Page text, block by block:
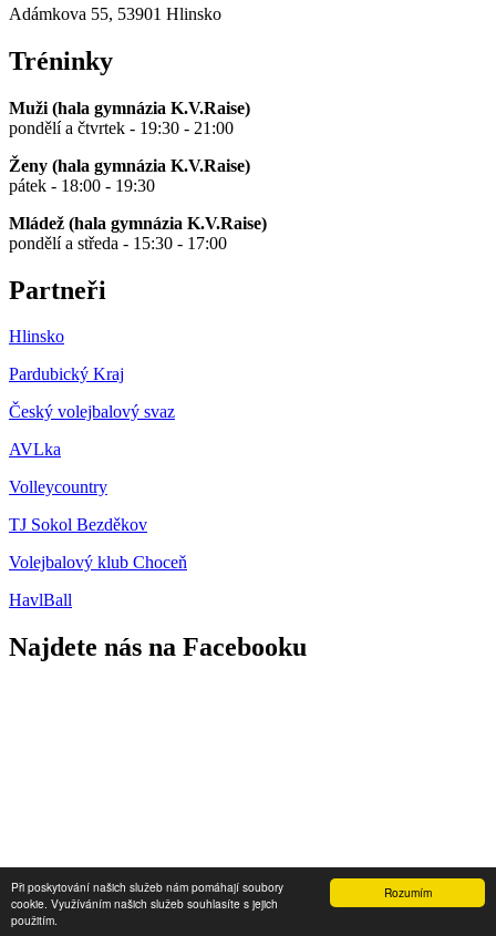
Rozumím
Při poskytování našich služeb nám pomáhají soubory
cookie. Využíváním našich služeb souhlasíte s jejich
použitím.
Adámkova 55, 53901 Hlinsko
Tréninky
Muži (hala gymnázia K.V.Raise)
pondělí a čtvrtek - 19:30 - 21:00
Ženy (hala gymnázia K.V.Raise)
pátek - 18:00 - 19:30
Mládež (hala gymnázia K.V.Raise)
pondělí a středa - 15:30 - 17:00
Partneři
Hlinsko
Pardubický Kraj
Český volejbalový svaz
AVLka
Volleycountry
TJ Sokol Bezděkov
Volejbalový klub Choceň
HavlBall
Najdete nás na Facebooku
Přihlášení
2013 - 2026 © SKO Hlinsko